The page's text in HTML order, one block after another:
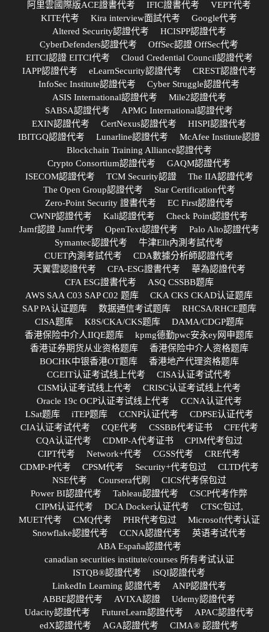
阿里雲國際版ACE證書代考
IFIC證書代考
VEPT代考
KITE代考
Kira interview面試代考
Google代考
Altered Security認證代考
HCISPP認證代考
CyberDefenders認證代考
OffSec認證 OffSec代考
EITCI認證 EITCI代考
Cloud Credential Council認證代考
IAPP認證代考
eLearnSecurity認證代考
CREST認證代考
InfoSec Institute認證代考
Cyber Struggle認證代考
ASIS International認證代考
Mile2認證代考
SABSA認證代考
APMG International認證代考
EXIN認證代考
CertNexus認證代考
HISPI認證代考
IBITGQ認證代考
Lunarline認證代考
McAfee Institute認證
Blockchain Training Alliance認證代考
Crypto Consortium認證代考
GAQM認證代考
ISECOM認證代考
TCM Security認證
The IIA認證代考
The Open Group認證代考
Star Certification代考
Zero-Point Security 證書代考
EC First認證代考
CWNP認證代考
Kali認證代考
Check Point認證代考
Jamf認證 Jamf代考
OpenText認證代考
Palo Alto認證代考
Symantec認證代考
牛津Ellt內測考試代考
CUET內測考試代考
CDA數據分析師認證代考
天翼雲認證代考
CFA-ESG證書代考
華為認證代考
CFA ESG證書代考
ASQ CSSBB题库
AWS SAA C03 SAP C02 题库
CKA CKS CKAD认证题库
SAP PA认证题库
数据通信考试题库
RHCSA/RHCE题库
CISA题库
K8S/CKA/CKS题库
DAMA/CDGP题库
香港保险中介人IIQE题库
kpmg德勤pwc安永ey网申题库
香港证券期货从业资格题库
香港保险中介人资格题库
BOCHK中银香港OT题库
香港地产代理资格题库
CGEIT认证考试线上代考
CISA认证考试代考
CISM认证考试线上代考
CRISC认证考试线上代考
Oracle 19c OCP认证考试线上代考
CCNA认证代考
LSat题库
iTEP题库 CCNP认证代考
CDPSE认证代考
CIA认证考试代考
CQE代考 CSSBB代考证书
CFE代考
CQA认证代考
CDMP-A代考证书
CPIM代考包过
CIPT代考
Network+代考 CGSS代考
CRE代考
CDMP-P代考
CPSM代考 Security+代考包过
CLTD代考
NSE代考
Coursera代刷
CICS代考保包过
Power BI認證代考
Tableau認證代考
CSCP代考作弊
CIPM认证代考
DCA Docker认证代考
CTSC包过,
MUET代考
CMQ代考 PHR代考包过
Microsoft代考认证
Snowflake認證代考
CCNA認證代考
英语考试代考
ABA España認證代考
canadian securities institute/courses 所有考试认证
ISTQB®認證代考
iSQI認證代考
LinkedIn Learning 認證代考
ANP認證代考
ABBE認證代考
AVIXA認證
Udemy認證代考
Udacity認證代考
FutureLearn認證代考
APAC認證代考
edX認證代考
AGA認證代考
CIMA® 認證代考